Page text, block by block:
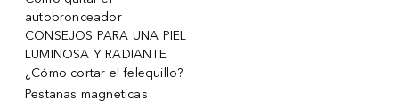
autobronceador
CONSEJOS PARA UNA PIEL
LUMINOSA Y RADIANTE
¿Cómo cortar el felequillo?
Pestanas magneticas